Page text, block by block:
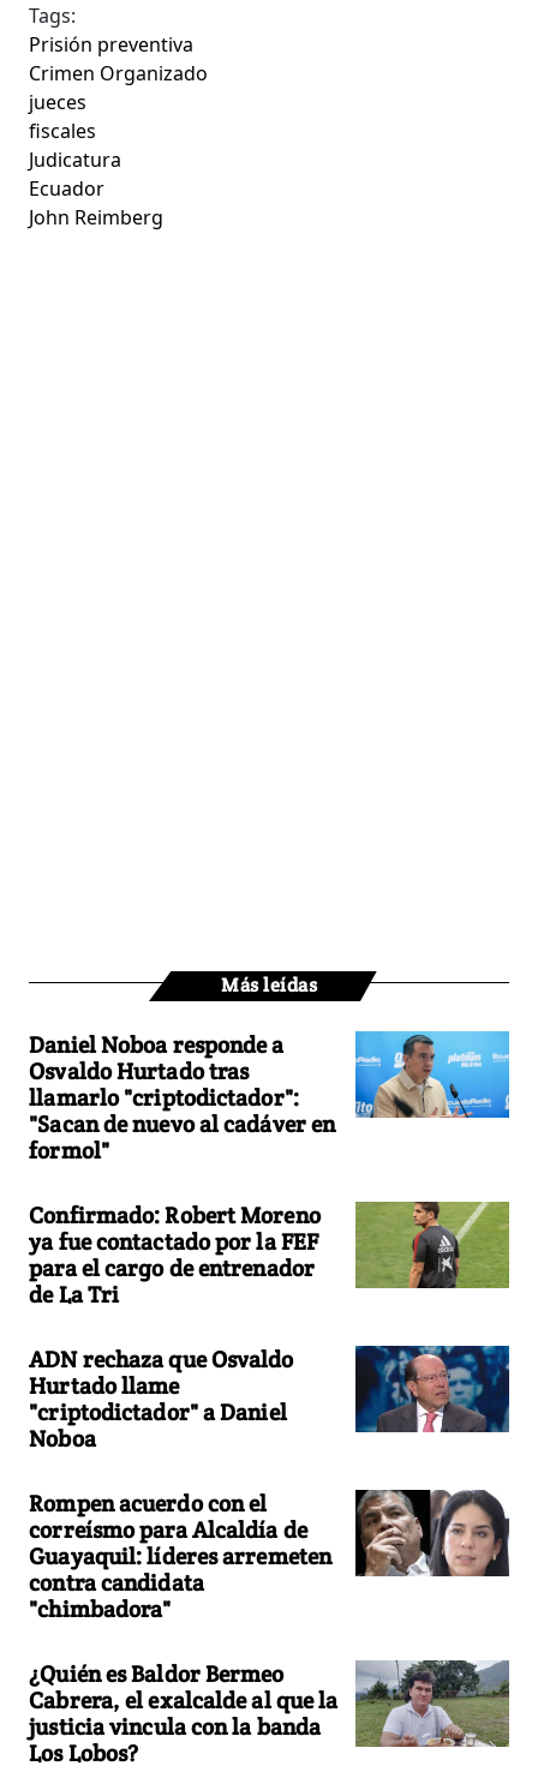
Tags:
Prisión preventiva
Crimen Organizado
jueces
fiscales
Judicatura
Ecuador
John Reimberg
Más leídas
Daniel Noboa responde a
Osvaldo Hurtado tras
llamarlo "criptodictador":
"Sacan de nuevo al cadáver en
formol"
Confirmado: Robert Moreno
ya fue contactado por la FEF
para el cargo de entrenador
de La Tri
ADN rechaza que Osvaldo
Hurtado llame
"criptodictador" a Daniel
Noboa
Rompen acuerdo con el
correísmo para Alcaldía de
Guayaquil: líderes arremeten
contra candidata
"chimbadora"
¿Quién es Baldor Bermeo
Cabrera, el exalcalde al que la
justicia vincula con la banda
Los Lobos?